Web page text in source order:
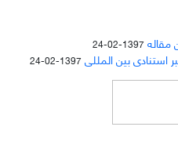
مقاله 1397-02-24
استنادی بین المللی 1397-02-24